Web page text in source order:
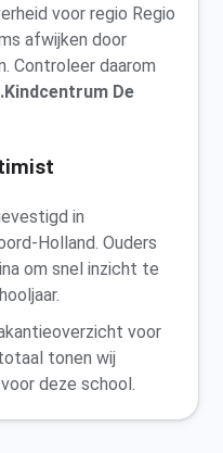
voor regio Regio
afwijken door
Controleer daarom
.Kindcentrum De
in
Holland. Ouders
om snel inzicht te
voor
tonen wij
deze school.